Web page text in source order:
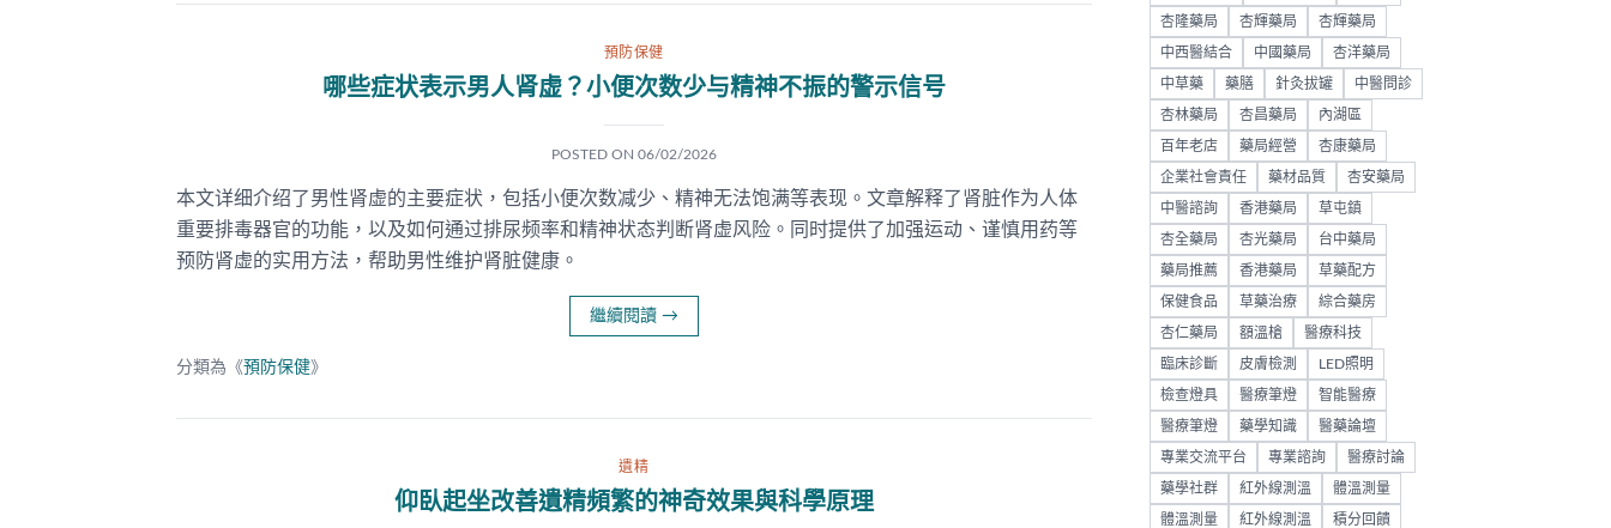
預防保健
哪些症状表示男人肾虚？小便次数少与精神不振的警示信号
POSTED ON 06/02/2026
本文详细介绍了男性肾虚的主要症状，包括小便次数减少、精神无法饱满等表现。文章解释了肾脏作为人体
重要排毒器官的功能，以及如何通过排尿频率和精神状态判断肾虚风险。同时提供了加强运动、谨慎用药等
预防肾虚的实用方法，帮助男性维护肾脏健康。
繼續閱讀 →
分類為《預防保健》
遺精
仰臥起坐改善遺精頻繁的神奇效果與科學原理
杏隆藥局 杏輝藥局 杏輝藥局
中西醫結合 中國藥局 杏洋藥局
中草藥 藥膳 針灸拔罐 中醫問診
杏林藥局 杏昌藥局 內湖區
百年老店 藥局經營 杏康藥局
企業社會責任 藥材品質 杏安藥局
中醫諮詢 香港藥局 草屯鎮
杏全藥局 杏光藥局 台中藥局
藥局推薦 香港藥局 草藥配方
保健食品 草藥治療 綜合藥房
杏仁藥局 額溫槍 醫療科技
臨床診斷 皮膚檢測 LED照明
檢查燈具 醫療筆燈 智能醫療
醫療筆燈 藥學知識 醫藥論壇
專業交流平台 專業諮詢 醫療討論
藥學社群 紅外線測溫 體溫測量
體溫測量 紅外線測溫 積分回饋